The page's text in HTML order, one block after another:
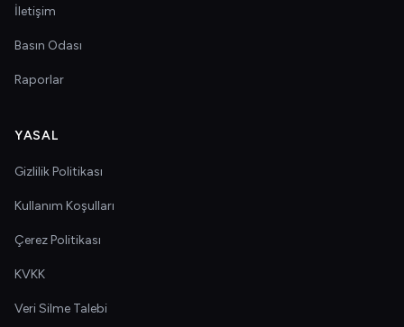
İletişim
Basın Odası
Raporlar
YASAL
Gizlilik Politikası
Kullanım Koşulları
Çerez Politikası
KVKK
Veri Silme Talebi